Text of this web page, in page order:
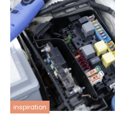
inspiration